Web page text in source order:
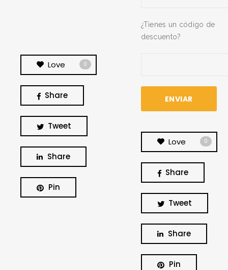
Love 0
Share
Tweet
Share
Pin
¿Tienes un código de
descuento?
Love 0
Share
Tweet
Share
Pin